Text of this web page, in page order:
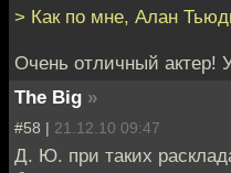
> Как по мне, Алан
Очень отличный актер!
The Big »
#58 | 21.12.10 09:47
Д. Ю. при таких